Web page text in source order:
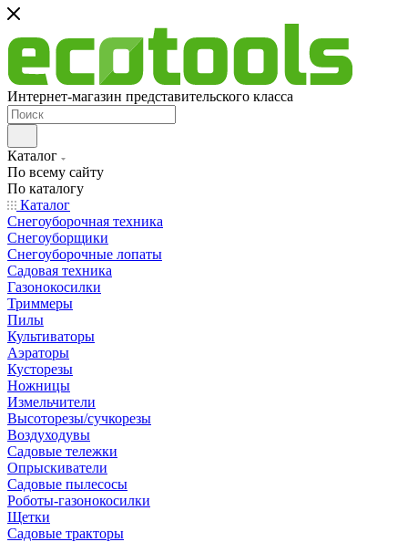
Интернет-магазин представительского класса
Каталог
По всему сайту
По каталогу
Каталог
Снегоуборочная техника
Снегоуборщики
Снегоуборочные лопаты
Садовая техника
Газонокосилки
Триммеры
Пилы
Культиваторы
Аэраторы
Кусторезы
Ножницы
Измельчители
Высоторезы/сучкорезы
Воздуходувы
Садовые тележки
Опрыскиватели
Садовые пылесосы
Роботы-газонокосилки
Щетки
Садовые тракторы